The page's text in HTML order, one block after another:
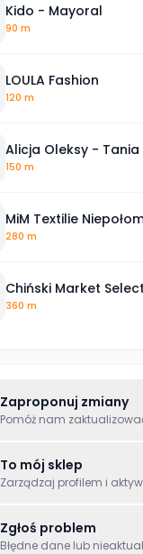
Kido - Mayoral
90 m
LOULA Fashion
120 m
Alicja Oleksy - Tania
150 m
MiM Textilie
280 m
Chiński Market
360 m
Zaproponuj zmiany
Pomóż nam
To mój sklep
Zarządzaj profilem i
Zgłoś problem
Błędne dane lub